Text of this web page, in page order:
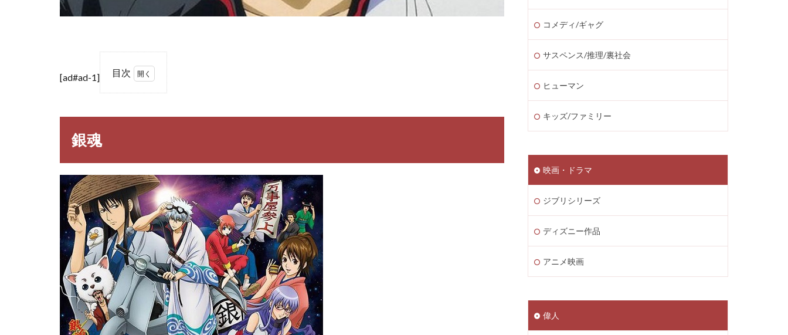
[ad#ad-1] 目次
魂
魂
キャ
ラ一
覧
銀魂
名
言・
台詞
3.1
坂田
銀時
の名
銀魂
コメディ/ギャグ
サスペンス/推理/裏社会
ヒューマン
キッズ/ファミリー
映画・ドラマ
ジブリシリーズ
ディズニー作品
アニメ映画
偉人